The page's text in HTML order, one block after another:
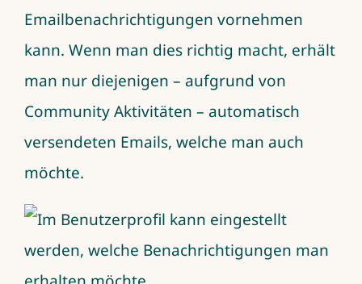
Emailbenachrichtigungen vornehmen
kann. Wenn man dies richtig macht, erhält
man nur diejenigen – aufgrund von
Community Aktivitäten – automatisch
versendeten Emails, welche man auch
möchte.